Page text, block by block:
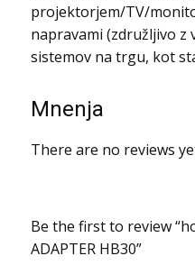
projektorjem/TV/
napravami (združljivo z
sistemov na trgu, kot
Mnenja
There are no reviews
Be the first to review
ADAPTER HB30”